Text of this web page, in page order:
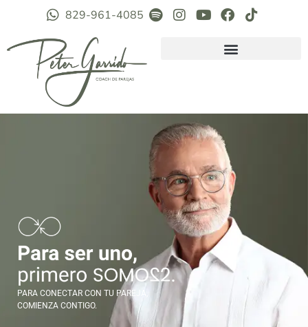
829-961-4085
PARA CONECTAR CON TU PAREJA,
COMIENZA CONTIGO.